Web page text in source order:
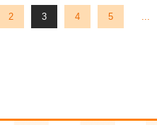
2 3 4 5 ...